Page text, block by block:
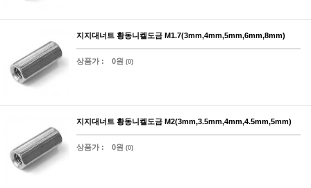
지지대너트 황동니켈도금 M1.7(3mm,4mm,5mm,6mm,8mm)
상품가 : 0원 (0)
지지대너트 황동니켈도금 M2(3mm,3.5mm,4mm,4.5mm,5mm)
상품가 : 0원 (0)